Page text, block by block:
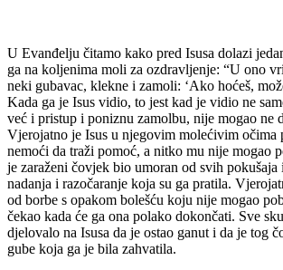
U Evanđelju čitamo kako pred Isusa dolazi
ga na koljenima moli za ozdravljenje: “U ono
neki gubavac, klekne i zamoli: ‘Ako hoćeš,
Kada ga je Isus vidio, to jest kad je vidio ne
već i pristup i poniznu zamolbu, nije mogao ne
Vjerojatno je Isus u njegovim molećivim očima
nemoći da traži pomoć, a nitko mu nije mogao
je zaraženi čovjek bio umoran od svih pokušaja
nadanja i razočaranje koja su ga pratila.
od borbe s opakom bolešću koju nije mogao
čekao kada će ga ona polako dokončati. Sve
djelovalo na Isusa da je ostao ganut i da je tog
gube koja ga je bila zahvatila.